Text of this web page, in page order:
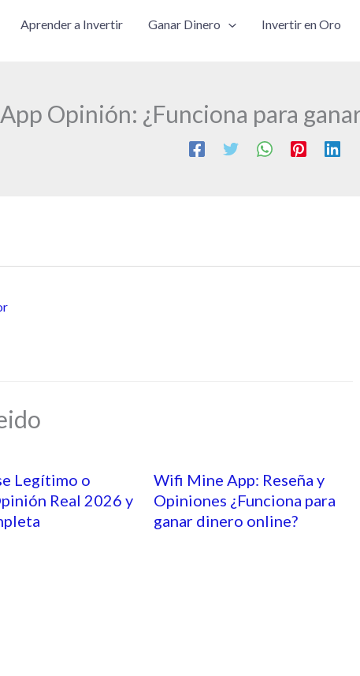
Aprender a Invertir Ganar Dinero Invertir en Oro
Opinión: ¿Funciona para
Legítimo o
Real 2026 y
Wifi Mine App: Reseña y
Opiniones ¿Funciona para
ganar dinero online?